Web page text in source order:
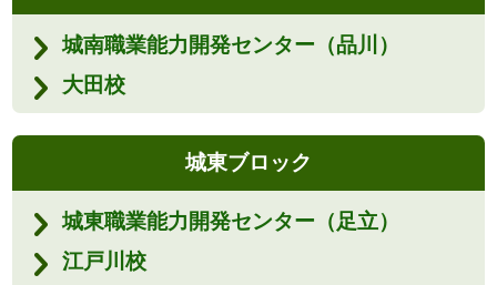
城南職業能力開発センター（品川）
大田校
城東ブロック
城東職業能力開発センター（足立）
江戸川校